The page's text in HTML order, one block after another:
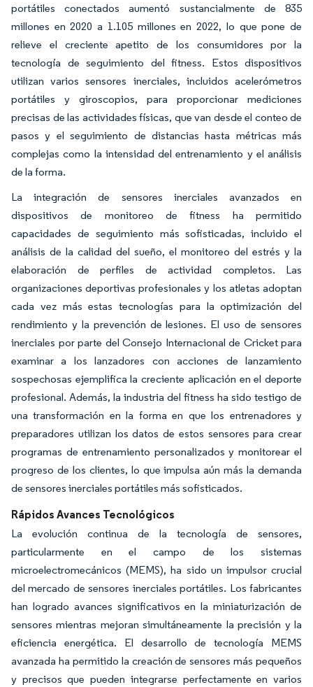
portátiles conectados aumentó sustancialmente de 835
millones en 2020 a 1.105 millones en 2022, lo que pone de
relieve el creciente apetito de los consumidores por la
tecnología de seguimiento del fitness. Estos dispositivos
utilizan varios sensores inerciales, incluidos acelerómetros
portátiles y giroscopios, para proporcionar mediciones
precisas de las actividades físicas, que van desde el conteo de
pasos y el seguimiento de distancias hasta métricas más
complejas como la intensidad del entrenamiento y el análisis
de la forma.
La integración de sensores inerciales avanzados en
dispositivos de monitoreo de fitness ha permitido
capacidades de seguimiento más sofisticadas, incluido el
análisis de la calidad del sueño, el monitoreo del estrés y la
elaboración de perfiles de actividad completos. Las
organizaciones deportivas profesionales y los atletas adoptan
cada vez más estas tecnologías para la optimización del
rendimiento y la prevención de lesiones. El uso de sensores
inerciales por parte del Consejo Internacional de Cricket para
examinar a los lanzadores con acciones de lanzamiento
sospechosas ejemplifica la creciente aplicación en el deporte
profesional. Además, la industria del fitness ha sido testigo de
una transformación en la forma en que los entrenadores y
preparadores utilizan los datos de estos sensores para crear
programas de entrenamiento personalizados y monitorear el
progreso de los clientes, lo que impulsa aún más la demanda
de sensores inerciales portátiles más sofisticados.
Rápidos Avances Tecnológicos
La evolución continua de la tecnología de sensores,
particularmente en el campo de los sistemas
microelectromecánicos (MEMS), ha sido un impulsor crucial
del mercado de sensores inerciales portátiles. Los fabricantes
han logrado avances significativos en la miniaturización de
sensores mientras mejoran simultáneamente la precisión y la
eficiencia energética. El desarrollo de tecnología MEMS
avanzada ha permitido la creación de sensores más pequeños
y precisos que pueden integrarse perfectamente en varios